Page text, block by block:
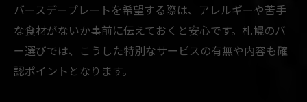
誕生日を華やかにするバーのサプライズ例
音楽とバースデープレートが魅力のバー体
験
バースデープレートを希望する際は、アレルギーや苦手
な食材がないか事前に伝えておくと安心です。札幌のバ
ー選びでは、こうした特別なサービスの有無や内容も確
認ポイントとなります。